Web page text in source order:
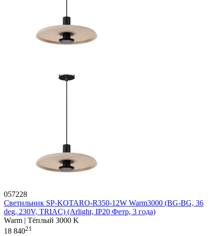
057228
Светильник SP-KOTARO-R350-12W Warm3000 (BG-BG, 36
deg, 230V, TRIAC) (Arlight, IP20 Фетр, 3 года)
Warm | Тёплый 3000 K
18 84021